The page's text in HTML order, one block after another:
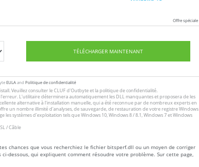
Offre spéciale
TÉLÉCHARGER MAINTENANT
EULAandPolitique de confidentialité
. Veuillez consulter leCLUFd'Outbyte etla politique de confidentialité.
L'utilitaire déterminera automatiquement les DLL manquantes et proposera de les
alternative à l'installation manuelle, qui a été reconnue par de nombreux experts en
un nombre illimité d'analyses, de sauvegarde, de restauration de votre registre Windows
les systèmes d'exploitation tels que Windows 10, Windows 8 / 8.1, Windows 7 et Windows
/ Câble
chances que vous recherchiez le fichier bitsperf.dll ou un moyen de corriger
dessous, qui expliquent comment résoudre votre problème. Sur cette page,